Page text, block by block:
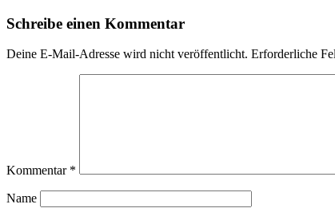
Schreibe einen Kommentar
Deine E-Mail-Adresse wird nicht veröffentlicht. Erforderliche
Kommentar *
Name